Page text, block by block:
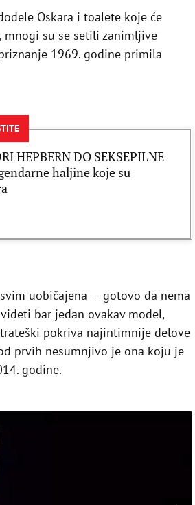
Oskara i toalete koje će
mnogi su se setili zanimljive
1969. godine primila
HEPBERN DO SEKSEPILNE
haljine koje su
uobičajena — gotovo da nema
bar jedan ovakav model,
pokriva najintimnije delove
prvih nesumnjivo je ona koju je
godine.